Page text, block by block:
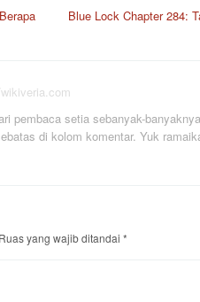
Blue Lock Chapter 284:
pembaca setia sebanyak-
di kolom komentar. Yuk
Ruas yang wajib ditandai *